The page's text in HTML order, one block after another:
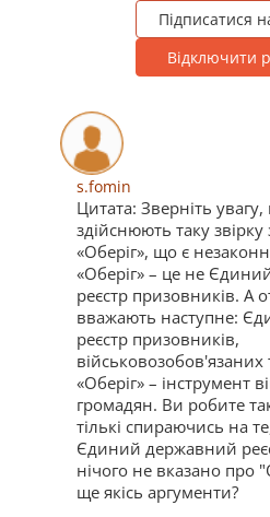
Підписатися
Відключити
s.fomin
Цитата: Зверніть
здійснюють таку
«Оберіг», що є
«Оберіг» – це не
реєстр призовників. А
вважають наступне:
реєстр призовників,
військовозобов'язаних
«Оберіг» – інструмент
громадян. Ви робите
тількі спираючись на
Єдиний державний
нічого не вказано про
ще якісь аргументи?